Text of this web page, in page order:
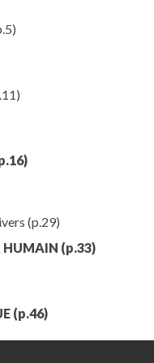
(p.29)
HUMAIN (p.33)
(p.46)